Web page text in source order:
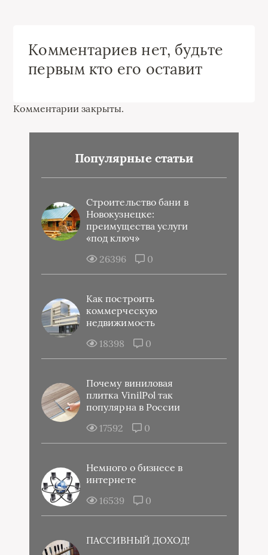
Комментариев нет, будьте
первым кто его оставит
Комментарии закрыты.
Популярные статьи
Строительство бани в
Новокузнецке:
преимущества услуги
«под ключ»
26396
0
Как построить
коммерческую
недвижимость
18398
0
Почему виниловая
плитка VinilPol так
популярна в России
17592
0
Немного о бизнесе в
интернете
16539
0
ПАССИВНЫЙ ДОХОД!